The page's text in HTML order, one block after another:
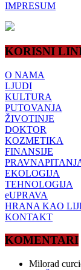
IMPRESUM
KORISNI
O NAMA
LJUDI
KULTURA
PUTOVANJA
ŽIVOTINJE
DOKTOR
KOZMETIKA
FINANSIJE
EKOLOGIJA
TEHNOLOGIJA
eUPRAVA
HRANA KAO
KONTAKT
KOMENTARI
Milorad